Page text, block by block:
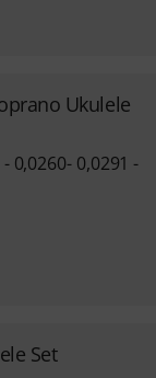
Ukulele
0,0260- 0,0291 -
Set